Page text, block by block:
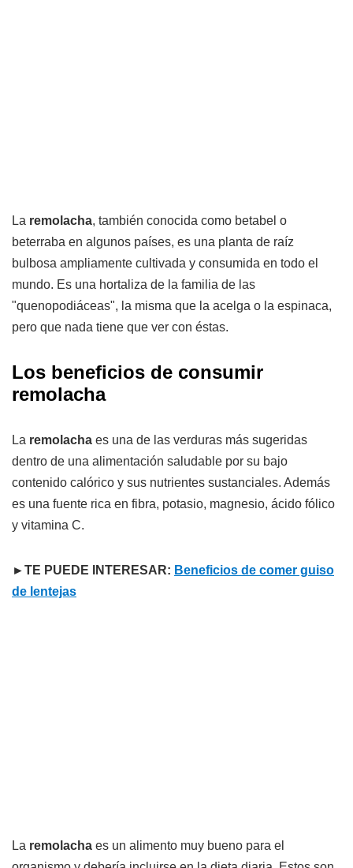
La remolacha, también conocida como betabel o
beterraba en algunos países, es una planta de raíz
bulbosa ampliamente cultivada y consumida en todo el
mundo. Es una hortaliza de la familia de las
"quenopodiáceas", la misma que la acelga o la espinaca,
pero que nada tiene que ver con éstas.
Los beneficios de consumir
remolacha
La remolacha es una de las verduras más sugeridas
dentro de una alimentación saludable por su bajo
contenido calórico y sus nutrientes sustanciales. Además
es una fuente rica en fibra, potasio, magnesio, ácido fólico
y vitamina C.
►TE PUEDE INTERESAR: Beneficios de comer guiso
de lentejas
La remolacha es un alimento muy bueno para el